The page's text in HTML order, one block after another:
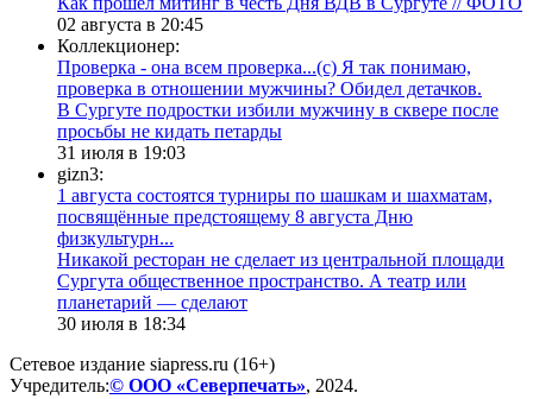
02 августа в 20:45
Коллекционер:
Проверка - она всем проверка...(с) Я так понимаю,
проверка в отношении мужчины? Обидел детачков.
В Сургуте подростки избили мужчину в сквере после
просьбы не кидать петарды
31 июля в 19:03
gizn3:
1 августа состоятся турниры по шашкам и шахматам,
посвящённые предстоящему 8 августа Дню
физкультурн...
​Никакой ресторан не сделает из центральной площади
Сургута общественное пространство. А театр или
планетарий — сделают
30 июля в 18:34
Сетевое издание siapress.ru (16+)
Учредитель:© ООО «Северпечать», 2024.